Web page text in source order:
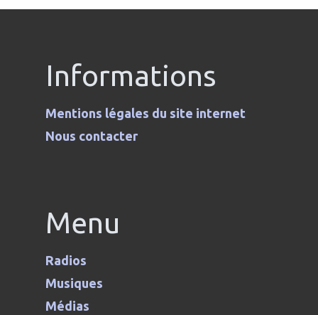
Informations
Mentions légales du site internet
Nous contacter
Menu
Radios
Musiques
Médias